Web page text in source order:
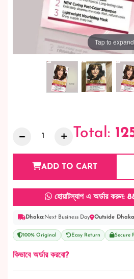
Tap to expand
Total:
ADD TO CART
হোয়াটস্যাপ এ অর্ডার করুন:
Dhaka:Next Business Day Outside
100% Original Easy Return Secure
কিভাবে অর্ডার করবো?